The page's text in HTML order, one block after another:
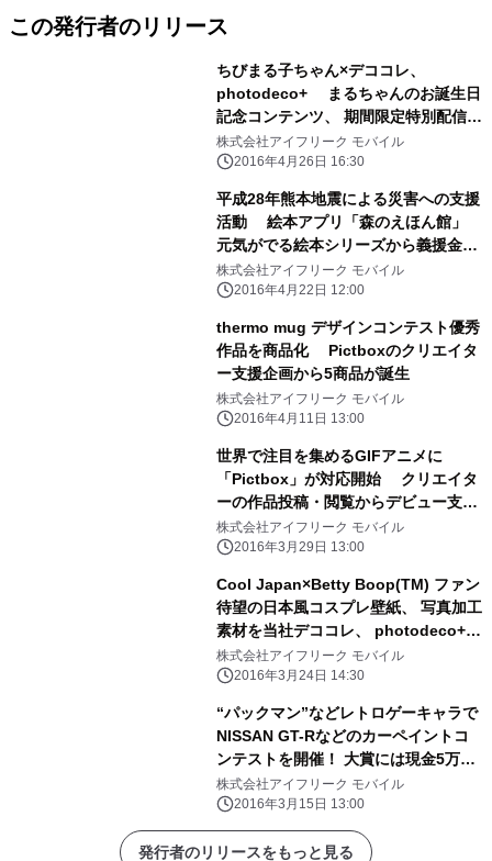
この発行者のリリース
ちびまる子ちゃん×デココレ、
photodeco+ まるちゃんのお誕生日
記念コンテンツ、 期間限定特別配信！
～ゴールデンウィークにも使える スタ
ンプや壁紙、写真加工の限定素材を配
株式会社アイフリーク モバイル
2016年4月26日 16:30
平成28年熊本地震による災害への支援
活動 絵本アプリ「森のえほん館」
元気がでる絵本シリーズから義援金の
寄付を実施
株式会社アイフリーク モバイル
2016年4月22日 12:00
thermo mug デザインコンテスト優秀
作品を商品化 Pictboxのクリエイタ
ー支援企画から5商品が誕生
株式会社アイフリーク モバイル
2016年4月11日 13:00
世界で注目を集めるGIFアニメに
「Pictbox」が対応開始 クリエイタ
ーの作品投稿・閲覧からデビュー支援
まで
株式会社アイフリーク モバイル
2016年3月29日 13:00
Cool Japan×Betty Boop(TM) ファン
待望の日本風コスプレ壁紙、 写真加工
素材を当社デココレ、 photodeco+に
て配信開始！
株式会社アイフリーク モバイル
2016年3月24日 14:30
“パックマン”などレトロゲーキャラで
NISSAN GT-Rなどのカーペイントコ
ンテストを開催！ 大賞には現金5万円
や AFTER FIRE Reアイテムをプレゼ
ント
株式会社アイフリーク モバイル
2016年3月15日 13:00
発行者のリリースをもっと見る